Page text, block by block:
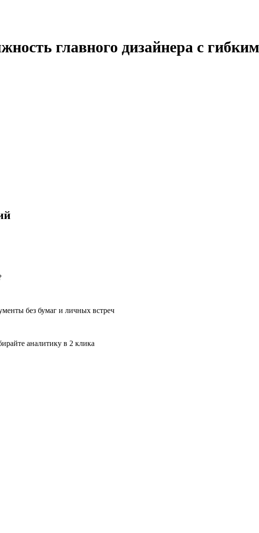
главного дизайнера с
без бумаг и личных встреч
аналитику в 2 клика